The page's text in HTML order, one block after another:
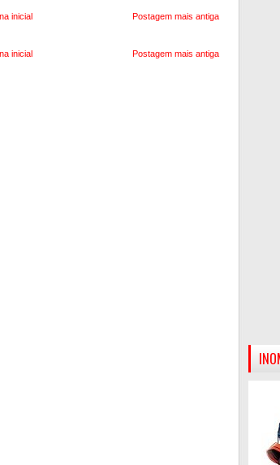
Postagem mais antiga
inicial
Postagem mais antiga
inicial